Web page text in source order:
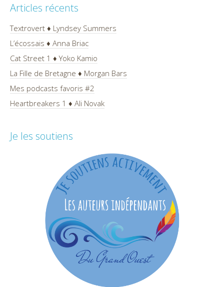
Articles récents
Textrovert ♦ Lyndsey Summers
L’écossais ♦ Anna Briac
Cat Street 1 ♦ Yoko Kamio
La Fille de Bretagne ♦ Morgan Bars
Mes podcasts favoris #2
Heartbreakers 1 ♦ Ali Novak
Je les soutiens